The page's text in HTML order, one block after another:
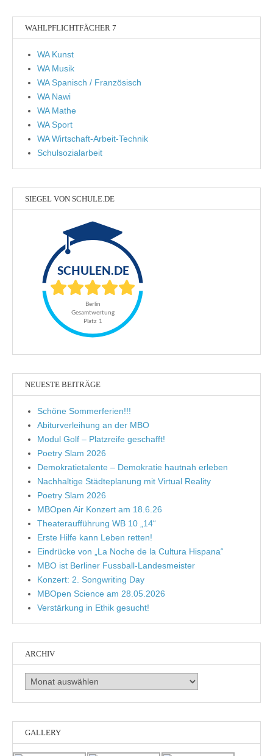
WAHLPFLICHTFÄCHER 7
WA Kunst
WA Musik
WA Spanisch / Französisch
WA Nawi
WA Mathe
WA Sport
WA Wirtschaft-Arbeit-Technik
Schulsozialarbeit
SIEGEL VON SCHULE.DE
NEUESTE BEITRÄGE
Schöne Sommerferien!!!
Abiturverleihung an der MBO
Modul Golf – Platzreife geschafft!
Poetry Slam 2026
Demokratietalente – Demokratie hautnah erleben
Nachhaltige Städteplanung mit Virtual Reality
Poetry Slam 2026
MBOpen Air Konzert am 18.6.26
Theateraufführung WB 10 „14“
Erste Hilfe kann Leben retten!
Eindrücke von „La Noche de la Cultura Hispana“
MBO ist Berliner Fussball-Landesmeister
Konzert: 2. Songwriting Day
MBOpen Science am 28.05.2026
Verstärkung in Ethik gesucht!
ARCHIV
Archiv
GALLERY